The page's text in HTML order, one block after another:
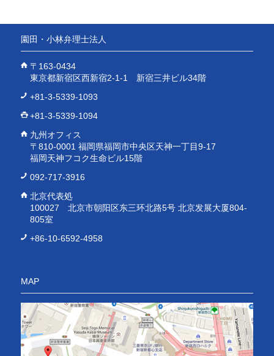
園田・小林弁理士法人
〒163-0434
東京都新宿区西新宿2-1-1 新宿三井ビル34階
+81-3-5339-1093
+81-3-5339-1094
九州オフィス
〒810-0001 福岡県福岡市中央区天神一丁目9-17
福岡天神フコク生命ビル15階
092-717-3916
北京代表処
100027 北京市朝阳区东三环北路5号 北京发展大厦804-
805室
+86-10-6592-4958
MAP